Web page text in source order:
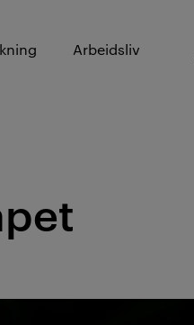
Arbeidsliv